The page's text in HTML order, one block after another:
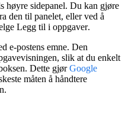
høyre sidepanel. Du kan gjøre
den til panelet, eller ved å
Legg til i oppgaver.
e-postens emne. Den
slik at du enkelt
Dette gjørGoogle
måten å håndtere